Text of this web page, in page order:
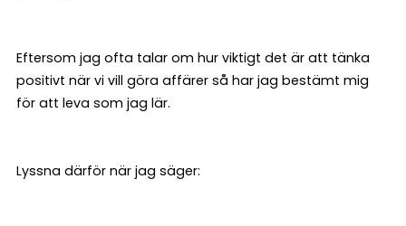
Eftersom jag ofta talar om hur viktigt det är att tänka
positivt när vi vill göra affärer så har jag bestämt mig
för att leva som jag lär.
Lyssna därför när jag säger: